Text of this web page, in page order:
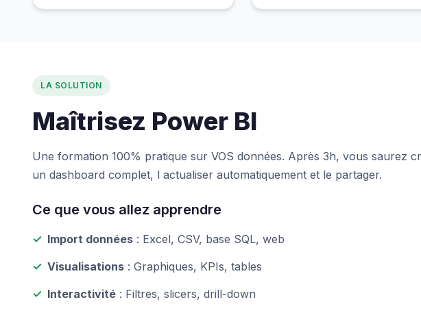
LA SOLUTION
Maîtrisez Power BI
Une formation 100% pratique sur VOS données. Après 3h, vous saurez
un dashboard complet, l actualiser automatiquement et le partager.
Ce que vous allez apprendre
✓ Import données : Excel, CSV, base SQL, web
✓ Visualisations : Graphiques, KPIs, tables
✓ Interactivité : Filtres, slicers, drill-down